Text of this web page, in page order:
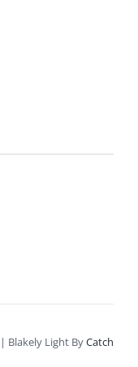
| Blakely Light ByCatch